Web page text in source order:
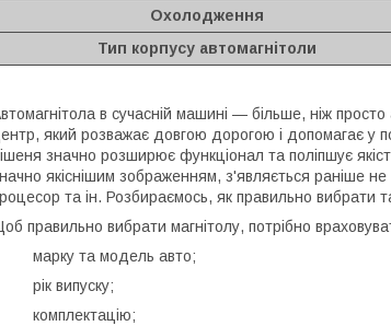
Охолодження
Тип корпусу автомагнітоли
в сучасній машині — більше, ніж
який розважає довгою дорогою і допомагає у
значно розширює функціонал та поліпшує
якіснішим зображенням, з'являється раніше
та ін. Розбираємось, як правильно вибрати
правильно вибрати магнітолу, потрібно
марку та модель авто;
рік випуску;
комплектацію;